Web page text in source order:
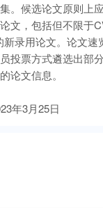
。候选论文原则上
文，包括但不限于
新录用论文。论文速
投票方式遴选出部
论文信息。
年3月25日